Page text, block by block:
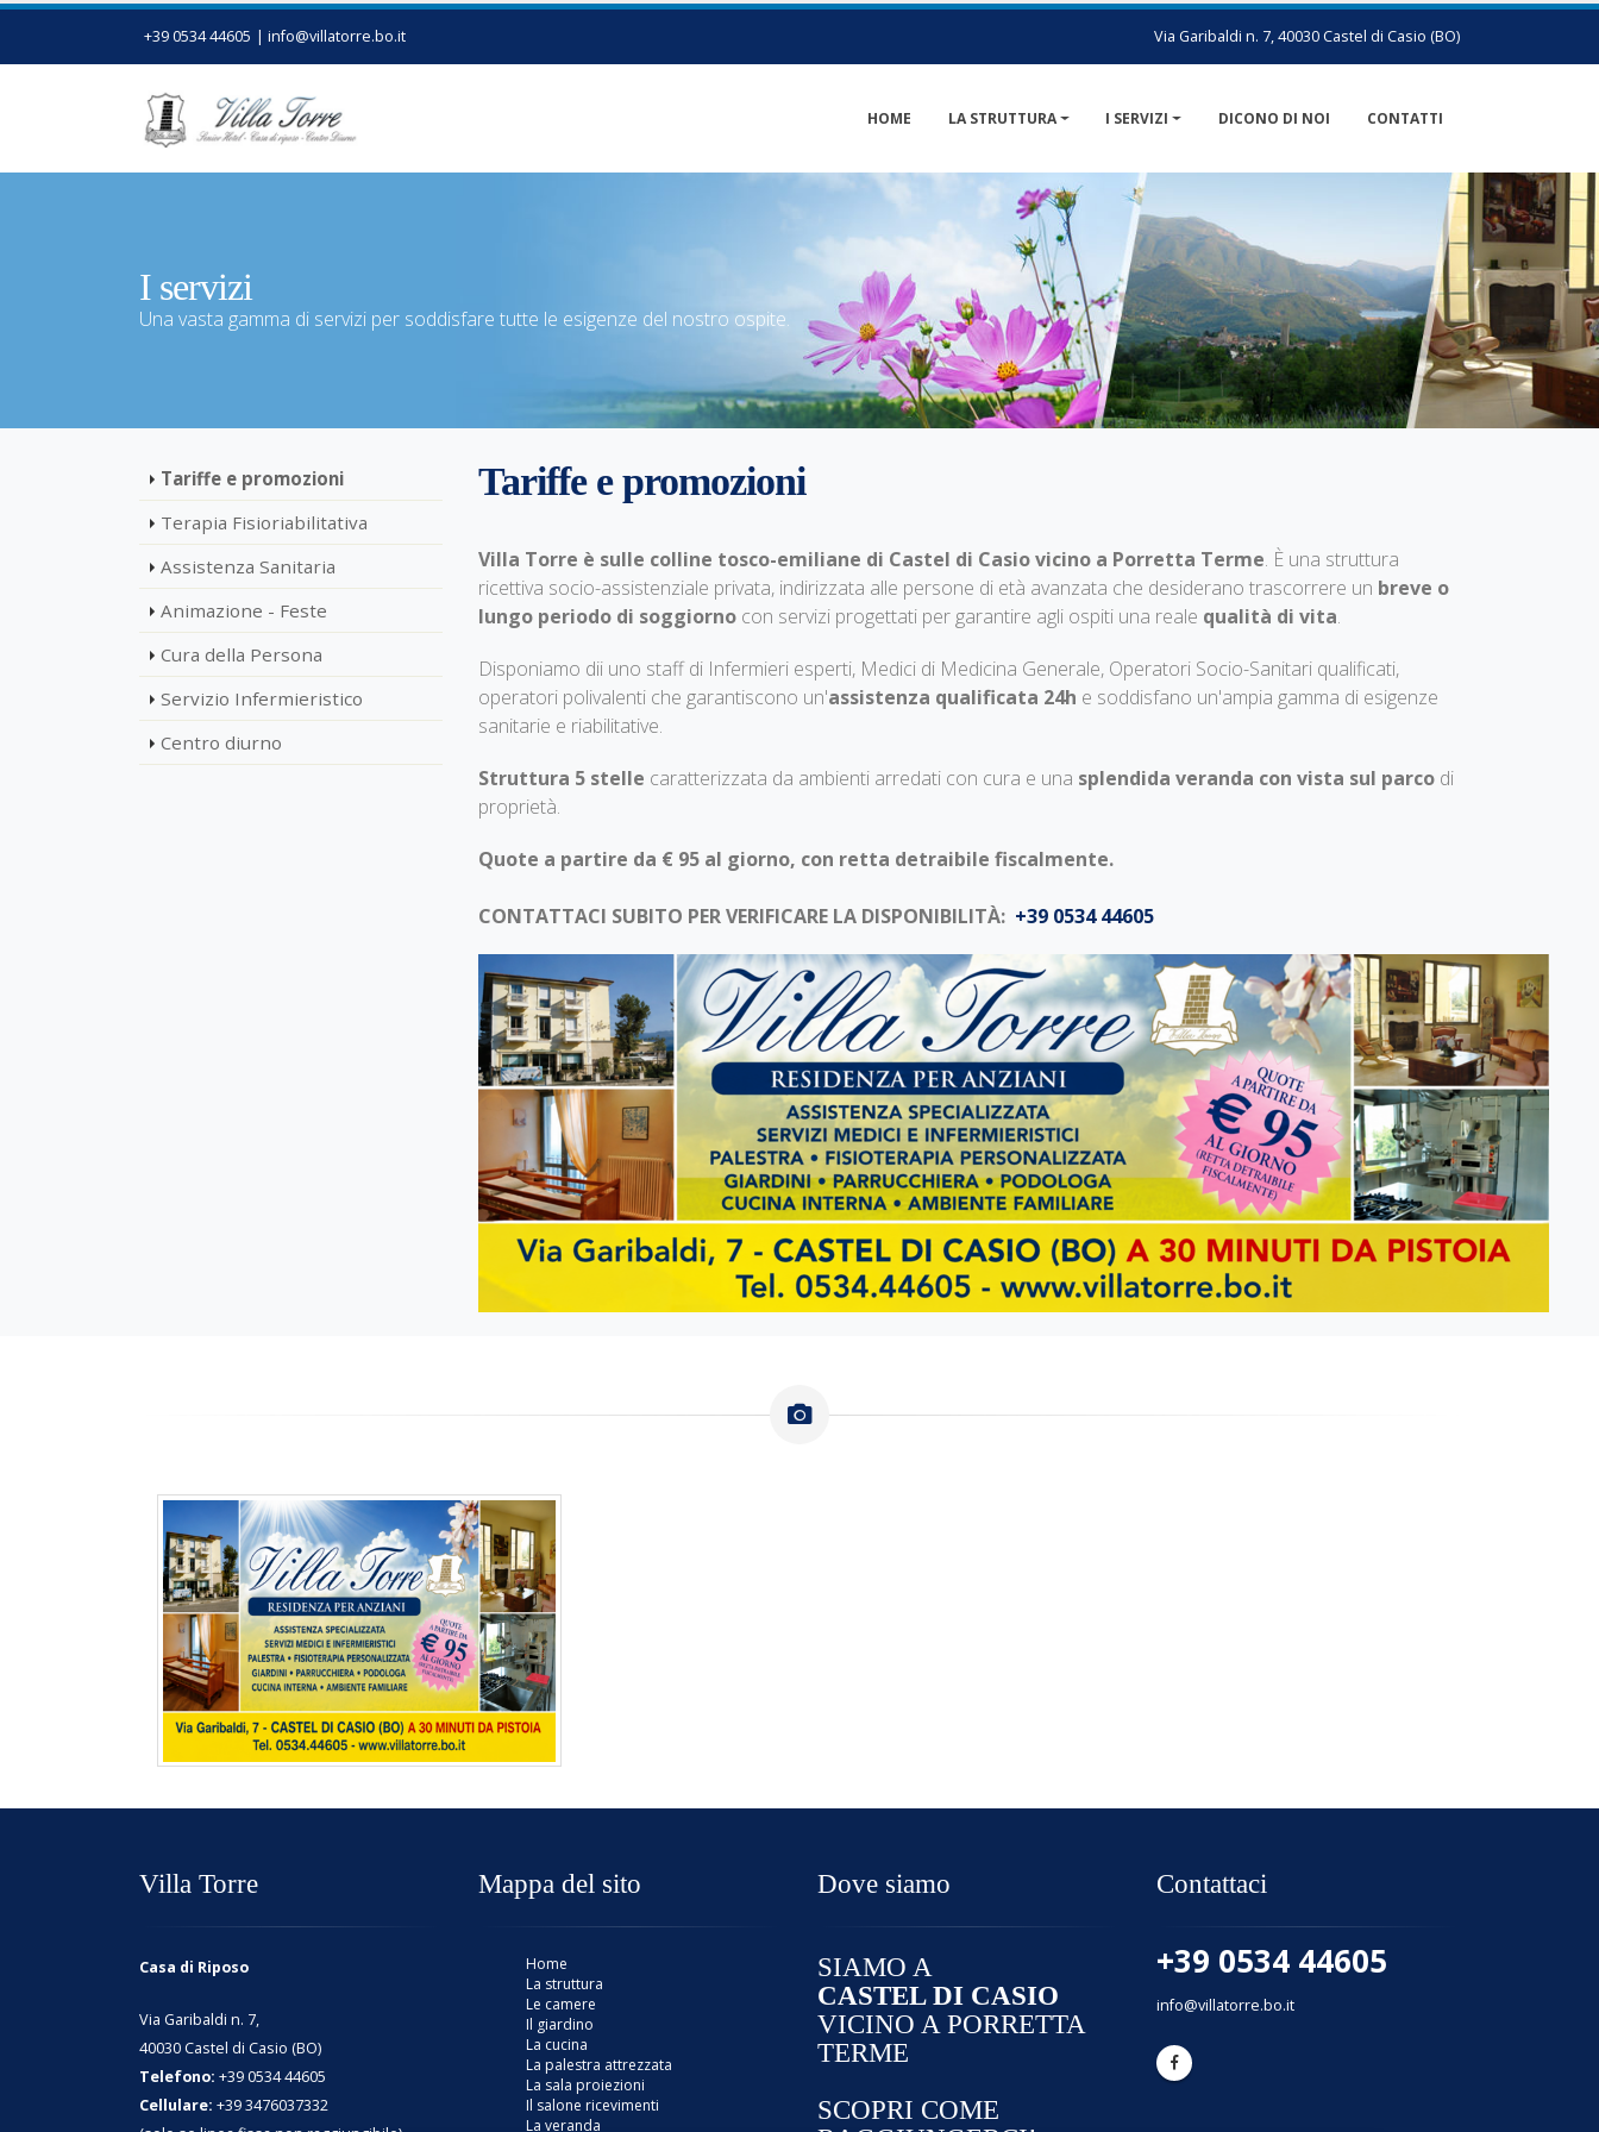
+39 0534 44605 | info@villatorre.bo.it Via Garibaldi n. 7, 40030 Castel di Casio (BO)
HOME LA STRUTTURA I SERVIZI DICONO DI NOI CONTATTI
I servizi
Una vasta gamma di servizi per soddisfare tutte le esigenze del nostro ospite.
Tariffe e promozioni
Terapia Fisioriabilitativa
Assistenza Sanitaria
Animazione - Feste
Cura della Persona
Servizio Infermieristico
Centro diurno
Tariffe e promozioni
Villa Torre è sulle colline tosco-emiliane di Castel di Casio vicino a Porretta Terme. È una struttura
ricettiva socio-assistenziale privata, indirizzata alle persone di età avanzata che desiderano trascorrere un breve o
lungo periodo di soggiorno con servizi progettati per garantire agli ospiti una reale qualità di vita.
Disponiamo dii uno staff di Infermieri esperti, Medici di Medicina Generale, Operatori Socio-Sanitari qualificati,
operatori polivalenti che garantiscono un'assistenza qualificata 24h e soddisfano un'ampia gamma di esigenze
sanitarie e riabilitative.
Struttura 5 stelle caratterizzata da ambienti arredati con cura e una splendida veranda con vista sul parco di
proprietà.
Quote a partire da € 95 al giorno, con retta detraibile fiscalmente.
CONTATTACI SUBITO PER VERIFICARE LA DISPONIBILITÀ: +39 0534 44605
Villa Torre
Casa di Riposo
Via Garibaldi n. 7,
40030 Castel di Casio (BO)
Telefono: +39 0534 44605
Cellulare: +39 3476037332
Mappa del sito
Home
La struttura
Le camere
Il giardino
La cucina
La palestra attrezzata
La sala proiezioni
Il salone ricevimenti
La veranda
Dove siamo
SIAMO A
CASTEL DI CASIO
VICINO A PORRETTA
TERME
SCOPRI COME
Contattaci
+39 0534 44605
info@villatorre.bo.it